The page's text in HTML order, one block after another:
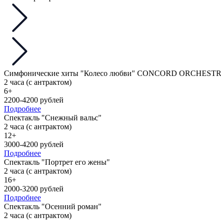
Симфонические хиты "Колесо любви" CONCORD
2 часа (с антрактом)
6+
2200-4200 рублей
Подробнее
Спектакль "Снежный вальс"
2 часа (с антрактом)
12+
3000-4200 рублей
Подробнее
Спектакль "Портрет его жены"
2 часа (с антрактом)
16+
2000-3200 рублей
Подробнее
Спектакль "Осенний роман"
2 часа (с антрактом)